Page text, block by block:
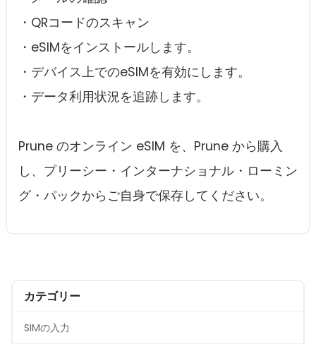
・QRコードのスキャン
・eSIMをインストールします。
・デバイス上でのeSIMを有効にします。
・データ利用状況を追跡します。
Prune のオンライン eSIM を、Prune から購入
し、プリーシー・インターナショナル・ローミン
グ・パックからご自身で保存してください。
カテゴリー
SIMの入力